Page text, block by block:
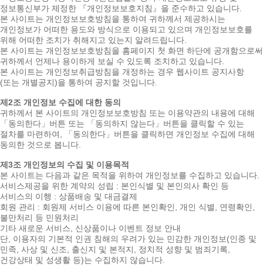
정보통신부가 제정한 『개인정보보호지침』을 준수하고 있습니다.
본 사이트는 개인정보보호방침을 통하여 귀하께서 제공하시는
개인정보가 어떠한 용도와 방식으로 이용되고 있으며 개인정보보호를
위해 어떠한 조치가 취해지고 있는지 알려드립니다.
본 사이트는 개인정보보호방침을 홈페이지 첫 화면 하단에 공개함으로써
귀하께서 언제나 용이하게 보실 수 있도록 조치하고 있습니다.
본 사이트는 개인정보취급방침을 개정하는 경우 웹사이트 공지사항
(또는 개별공지)을 통하여 공지할 것입니다.
제2조 개인정보 수집에 대한 동의
귀하께서 본 사이트의 개인정보보호방침 또는 이용약관의 내용에 대해
「동의한다」버튼 또는 「동의하지 않는다」버튼을 클릭할 수 있는
절차를 마련하여, 「동의한다」버튼을 클릭하면 개인정보 수집에 대해
동의한 것으로 봅니다.
제3조 개인정보의 수집 및 이용목적
본 사이트는 다음과 같은 목적을 위하여 개인정보를 수집하고 있습니다.
서비스제공을 위한 계약의 성립 : 본인식별 및 본인의사 확인 등
서비스의 이행 : 상품배송 및 대금결제
회원 관리 : 회원제 서비스 이용에 따른 본인확인, 개인 식별, 연령확인,
불만처리 등 민원처리
기타 새로운 서비스, 신상품이나 이벤트 정보 안내
단, 이용자의 기본적 인권 침해의 우려가 있는 민감한 개인정보(인종 및
민족, 사상 및 신조, 출신지 및 본적지, 정치적 성향 및 범죄기록,
건강상태 및 성생활 등)는 수집하지 않습니다.